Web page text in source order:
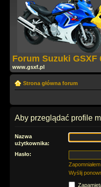
Forum Suzuki GSXF
www.gsxf.pl
Strona główna forum
Aby przeglądać profile
Nazwa
użytkownika:
Hasło:
Wyślij